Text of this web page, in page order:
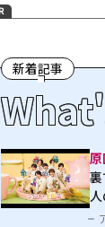
新着記事
原
人